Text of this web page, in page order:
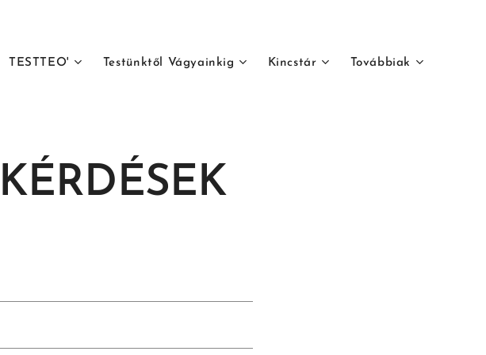
TESTTEO' Testünktől Vágyainkig Kincstár Továbbiak